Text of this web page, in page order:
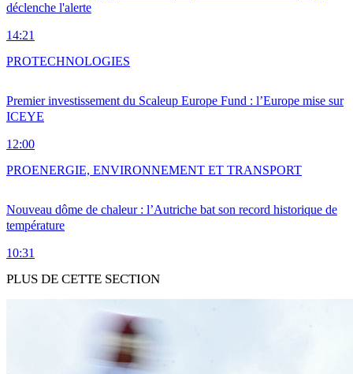
déclenche l'alerte
14:21
Premier investissement du Scaleup Europe Fund : l’Europe mise sur
ICEYE
12:00
PROTECHNOLOGIES
Nouveau dôme de chaleur : l’Autriche bat son record historique de
température
10:31
PROENERGIE, ENVIRONNEMENT ET TRANSPORT
PLUS DE CETTE SECTION